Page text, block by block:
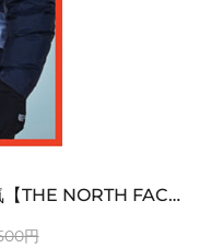
ノースフェイス 偽物 ダウン人気【THE NORTH FACE】M'S 7 SUMMIT HIM...
円